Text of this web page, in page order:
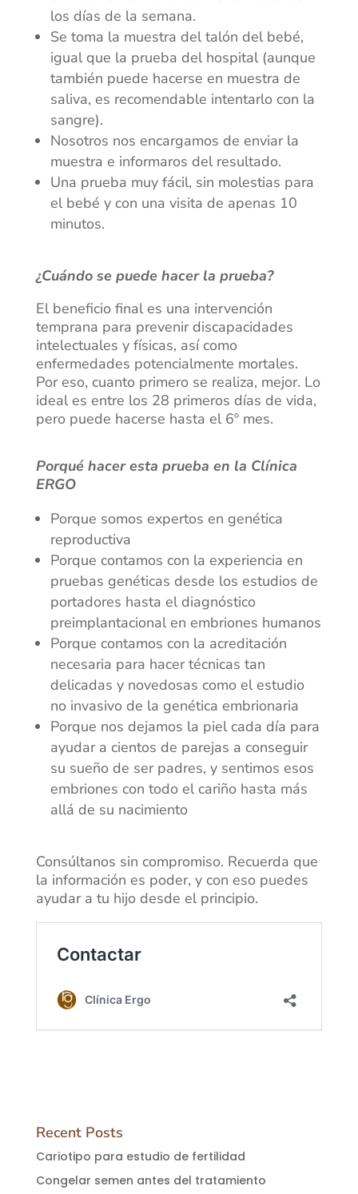
los días de la semana.
Se toma la muestra del talón del bebé,
igual que la prueba del hospital (aunque
también puede hacerse en muestra de
saliva, es recomendable intentarlo con la
sangre).
Nosotros nos encargamos de enviar la
muestra e informaros del resultado.
Una prueba muy fácil, sin molestias para
el bebé y con una visita de apenas 10
minutos.
¿Cuándo se puede hacer la prueba?
El beneficio final es una intervención
temprana para prevenir discapacidades
intelectuales y físicas, así como
enfermedades potencialmente mortales.
Por eso, cuanto primero se realiza, mejor. Lo
ideal es entre los 28 primeros días de vida,
pero puede hacerse hasta el 6º mes.
Porqué hacer esta prueba en la Clínica
ERGO
Porque somos expertos en genética
reproductiva
Porque contamos con la experiencia en
pruebas genéticas desde los estudios de
portadores hasta el diagnóstico
preimplantacional en embriones humanos
Porque contamos con la acreditación
necesaria para hacer técnicas tan
delicadas y novedosas como el estudio
no invasivo de la genética embrionaria
Porque nos dejamos la piel cada día para
ayudar a cientos de parejas a conseguir
su sueño de ser padres, y sentimos esos
embriones con todo el cariño hasta más
allá de su nacimiento
Consúltanos sin compromiso. Recuerda que
la información es poder, y con eso puedes
ayudar a tu hijo desde el principio.
Recent Posts
Cariotipo para estudio de fertilidad
Congelar semen antes del tratamiento